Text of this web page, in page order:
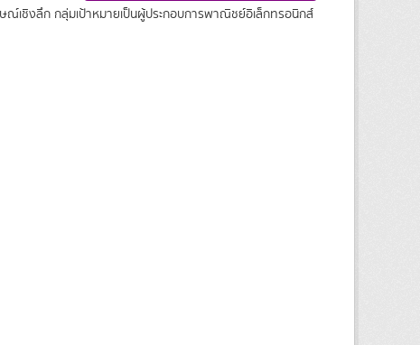
ณ์เชิงลึก กลุ่มเป้าหมายเป็นผู้ประกอบการพาณิชย์อิเล็กทรอนิกส์